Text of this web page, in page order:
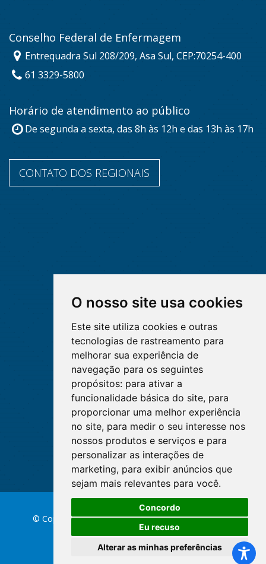
O nosso site usa cookies
Este site utiliza cookies e outras
tecnologias de rastreamento para
melhorar sua experiência de
navegação para os seguintes
propósitos: para ativar a
funcionalidade básica do site, para
proporcionar uma melhor experiência
no site, para medir o seu interesse nos
nossos produtos e serviços e para
personalizar as interações de
marketing, para exibir anúncios que
sejam mais relevantes para você.
Concordo
Eu recuso
Alterar as minhas preferências
Conselho Federal de Enfermagem
Entrequadra Sul 208/209, Asa Sul, CEP:70254-400
61 3329-5800
Horário de atendimento ao público
De segunda a sexta, das 8h às 12h e das 13h às 17h
CONTATO DOS REGIONAIS
© Copyright 2026 Conselho Federal de Enfermagem